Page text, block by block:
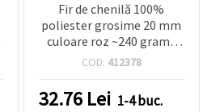
Fir de chenilă 100%
poliester grosime 20 mm
culoare roz ~240 grame
-25 metri
COD: 412378
32.76 Lei 1-4 buc.